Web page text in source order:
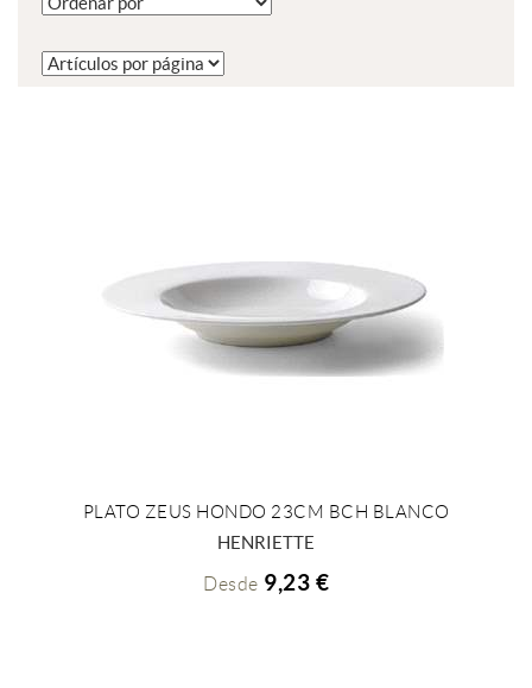
+ INFO
PLATO ZEUS HONDO 23CM BCH BLANCO
HENRIETTE
Desde 9,23 €